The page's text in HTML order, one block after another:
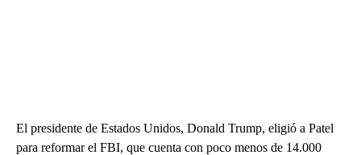
El presidente de Estados Unidos, Donald Trump, eligió a Patel
para reformar el FBI, que cuenta con poco menos de 14.000